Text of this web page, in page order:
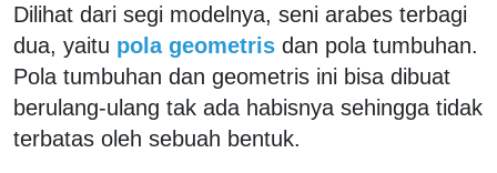
Dilihat dari segi modelnya, seni arabes terbagi
dua, yaitu pola geometris dan pola tumbuhan.
Pola tumbuhan dan geometris ini bisa dibuat
berulang-ulang tak ada habisnya sehingga tidak
terbatas oleh sebuah bentuk.